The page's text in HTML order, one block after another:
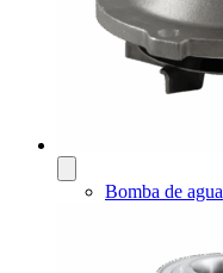
Bomba de agua